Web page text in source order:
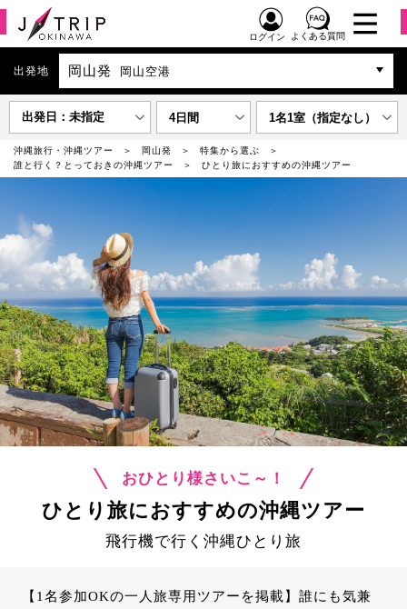
ログイン よくある質問
出発地 岡山発 岡山空港
出発日：未指定 4日間 1名1室（指定なし）
沖縄旅行・沖縄ツアー 岡山発
特集から選ぶ
誰と行く？とっておきの沖縄ツアー
ひとり旅におすすめの沖縄ツアー
おひとり様さいこ～！
ひとり旅におすすめの沖縄ツアー
飛行機で行く沖縄ひとり旅
【1名参加OKの一人旅専用ツアーを掲載】誰にも気兼